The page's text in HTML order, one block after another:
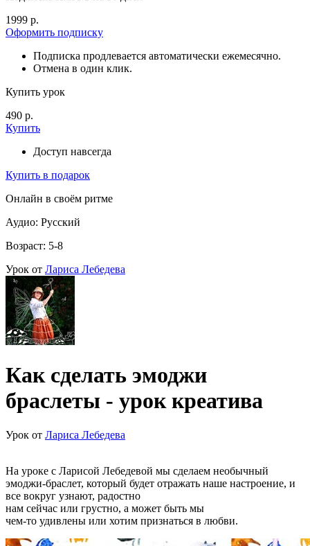
1999 р.
Оформить подписку
Подписка продлевается автоматически ежемесячно.
Отмена в один клик.
Купить урок
490 р.
Купить
Доступ навсегда
Купить в подарок
Онлайн в своём ритме
Аудио: Русский
Возраст: 5-8
Урок от Лариса Лебедева
Как сделать эмоджи
браслеты - урок креатива
Урок от Лариса Лебедева
На уроке с Ларисой Лебедевой мы сделаем необычный
эмоджи-браслет, который будет отражать наше настроение, и
все вокруг узнают, радостно
нам сейчас или грустно, а может быть мы
чем-то удивлены или хотим признаться в любви.